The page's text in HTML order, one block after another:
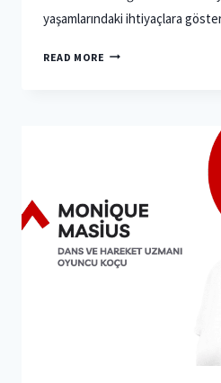
yaşamlarındaki ihtiyaçlara
READ MORE HANEMIZIN